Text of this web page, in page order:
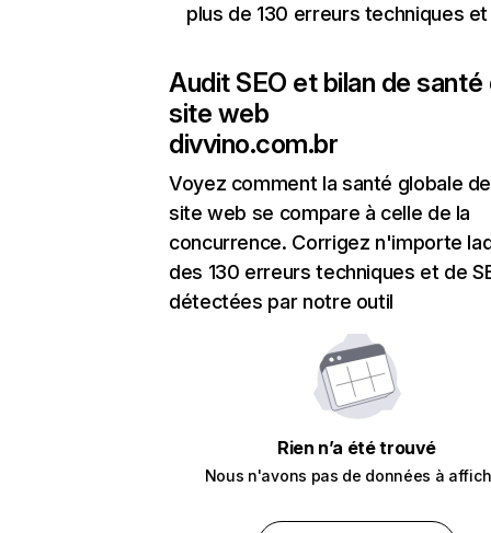
plus de 130 erreurs techniques et
Audit SEO et bilan de santé
site web
divvino.com.br
Voyez comment la santé globale
site web se compare à celle de la
concurrence. Corrigez n'importe
des 130 erreurs techniques et de
détectées par notre outil
Rien n’a été trouvé
Nous n'avons pas de données à